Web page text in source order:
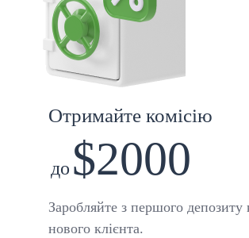
Отримайте комісію
до $2000
Заробляйте з першого депозиту
нового клієнта.